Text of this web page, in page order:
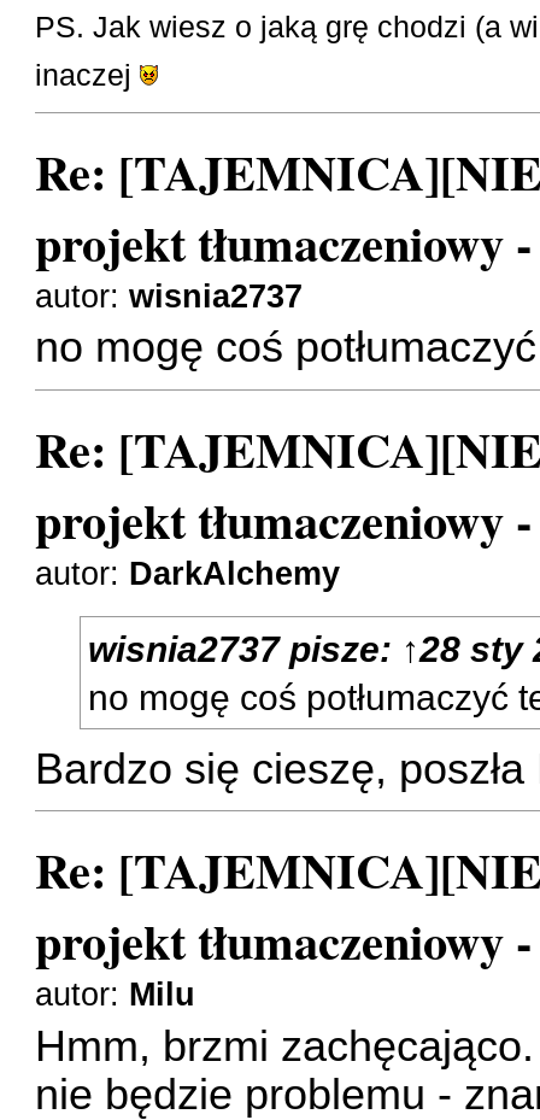
PS. Jak wiesz o jaką grę chodzi (a
inaczej
Re:
projekt tłumaczeniowy
autor:wisnia2737
no mogę coś
Re:
projekt tłumaczeniowy
autor: DarkAlchemy
wisnia2737pisze: ↑28 sty
no mogę coś potłumaczyć
Bardzo się cieszę,
Re:
projekt tłumaczeniowy
autor: Milu
Hmm, brzmi
nie będzie problemu -